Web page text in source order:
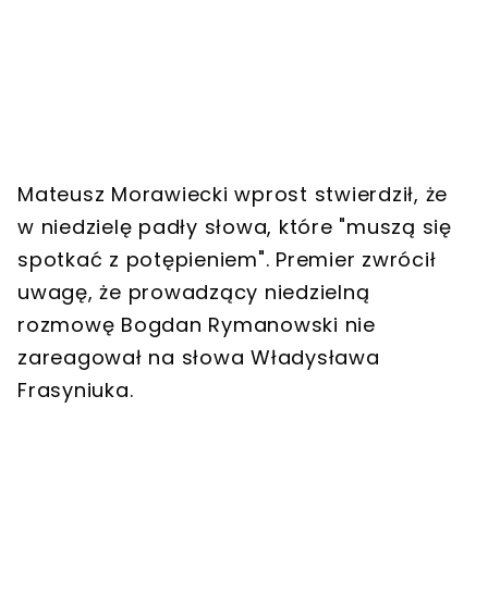
Mateusz Morawiecki wprost stwierdził, że
w niedzielę padły słowa, które "muszą się
spotkać z potępieniem". Premier zwrócił
uwagę, że prowadzący niedzielną
rozmowę Bogdan Rymanowski nie
zareagował na słowa Władysława
Frasyniuka.